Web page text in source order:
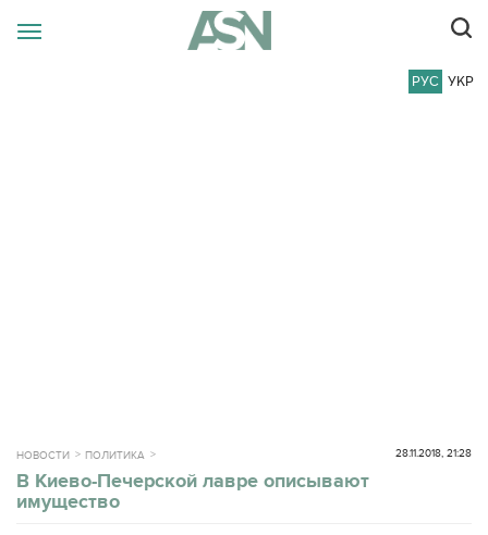
РУС УКР
НОВОСТИ ПОЛИТИКА 28.11.2018, 21:28
В Киево-Печерской лавре описывают
имущество